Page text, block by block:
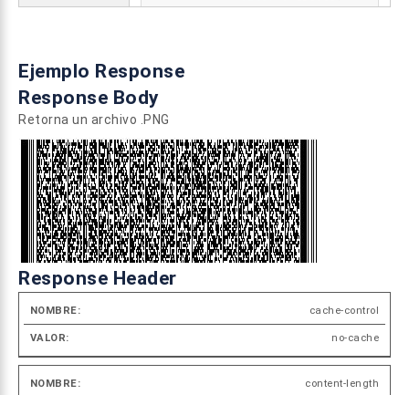
"observacion"
      }
    ],
"documentoReferenciado"
"tipo": 0,
"secuencia": 1,
"tipoDocumentoReferenciado"
"motivoReferencia" : 1000
Ejemplo Response
Response Body
Retorna un archivo .PNG
Response Header
Nombre
Valor cache-control
no-cache
content-length